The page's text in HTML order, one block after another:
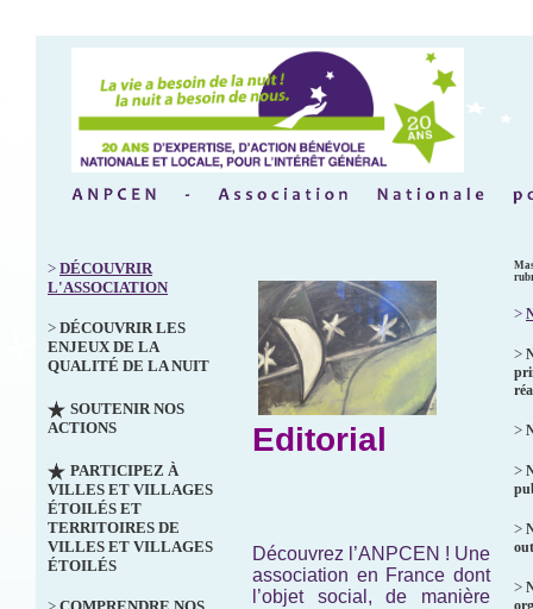
> DÉCOUVRIR
L'ASSOCIATION
> DÉCOUVRIR LES
ENJEUX DE LA
QUALITÉ DE LA NUIT
SOUTENIR NOS
ACTIONS
PARTICIPEZ À
VILLES ET VILLAGES
ÉTOILÉS ET
TERRITOIRES DE
VILLES ET VILLAGES
ÉTOILÉS
Editorial
Découvrez l’ANPCEN ! Une
association en France dont
l’objet social, de manière
>
>
>
>
>
>